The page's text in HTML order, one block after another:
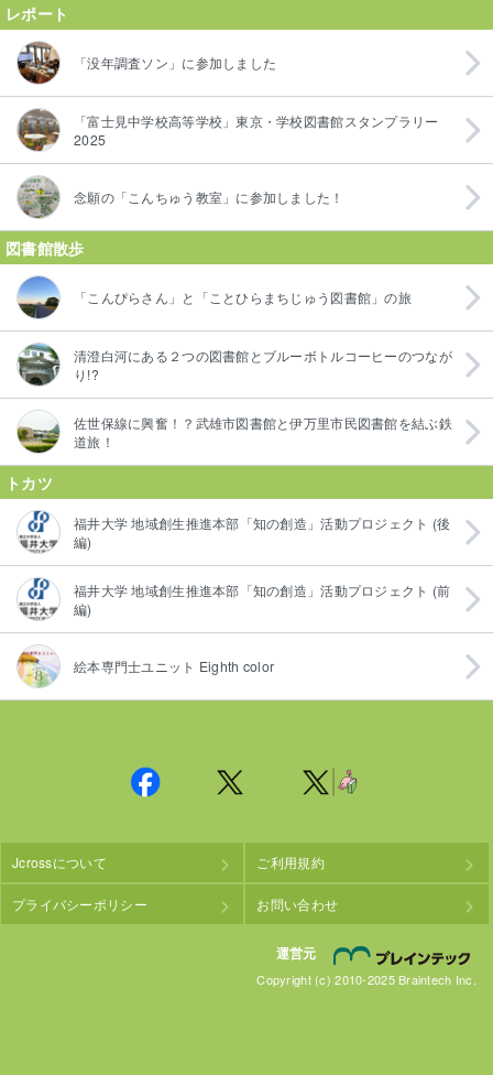
レポート
「没年調査ソン」に参加しました
「富士見中学校高等学校」東京・学校図書館スタンプラリー
2025
念願の「こんちゅう教室」に参加しました！
図書館散歩
「こんぴらさん」と「ことひらまちじゅう図書館」の旅
清澄白河にある２つの図書館とブルーボトルコーヒーのつなが
り!?
佐世保線に興奮！？武雄市図書館と伊万里市民図書館を結ぶ鉄
道旅！
トカツ
福井大学 地域創生推進本部「知の創造」活動プロジェクト (後
編)
福井大学 地域創生推進本部「知の創造」活動プロジェクト (前
編)
絵本専門士ユニット Eighth color
Jcrossについて ご利用規約
プライバシーポリシー お問い合わせ
運営元
Copyright (c) 2010-2025 Braintech Inc.